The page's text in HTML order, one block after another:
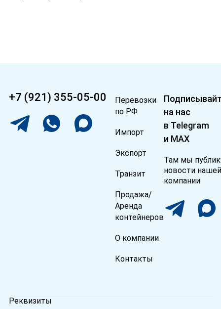
+7 (921) 355-05-00
Перевозки
по РФ
Импорт
Экспорт
Транзит
Продажа/
Аренда
контейнеров
О компании
Контакты
на нас
в Telegram
и MAX
Там мы
новости нашей
компании
Реквизиты